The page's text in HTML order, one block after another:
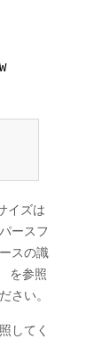
イズは
ースフ
スの識
を参照
さい。
してく